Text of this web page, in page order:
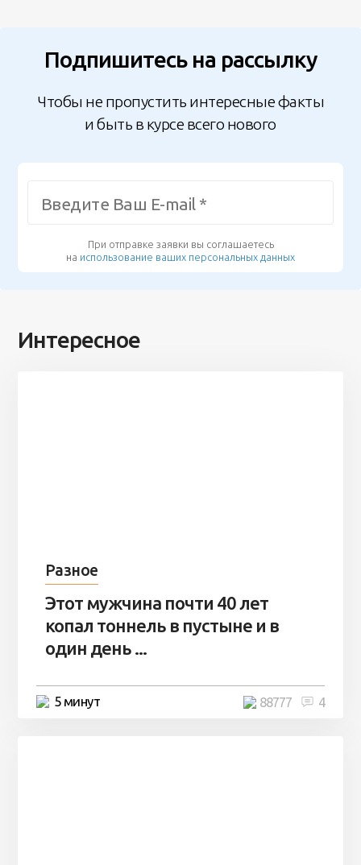
Подпишитесь на рассылку
Чтобы не пропустить интересные факты
и быть в курсе всего нового
При отправке заявки вы соглашаетесь
на использование ваших персональных данных
Интересное
Разное
Этот мужчина почти 40 лет
копал тоннель в пустыне и в
один день ...
5 минут 4
88777